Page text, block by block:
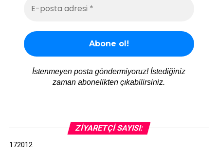
İstenmeyen posta göndermiyoruz! İstediğiniz
zaman abonelikten çıkabilirsiniz.
ZIYARETÇI SAYISI:
172012